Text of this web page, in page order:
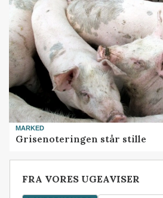
MARKED
Grisenoteringen står stille
FRA VORES UGEAVISER